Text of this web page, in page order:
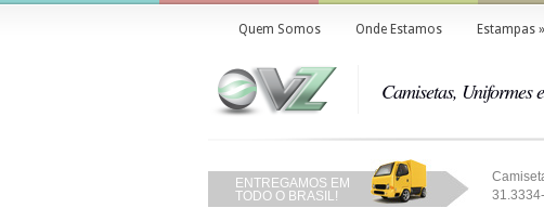
Quem Somos Onde Estamos Estampas»
Camisetas, Uniformes
ENTREGAMOS EM
TODO O BRASIL!